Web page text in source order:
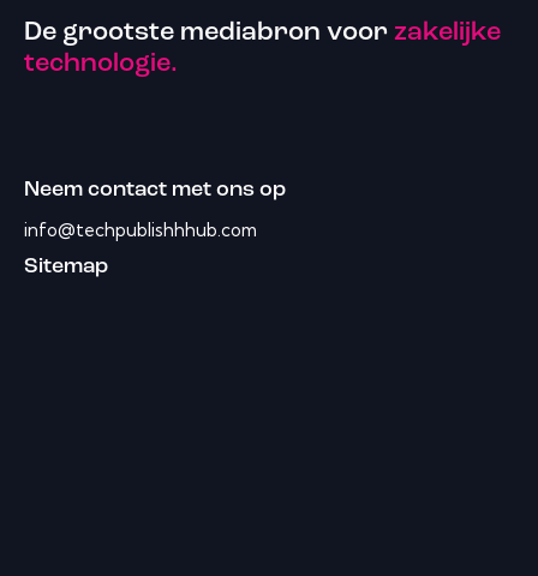
De grootste mediabron voor zakelijke
technologie.
Neem contact met ons op
info@techpublishhhub.com
Sitemap